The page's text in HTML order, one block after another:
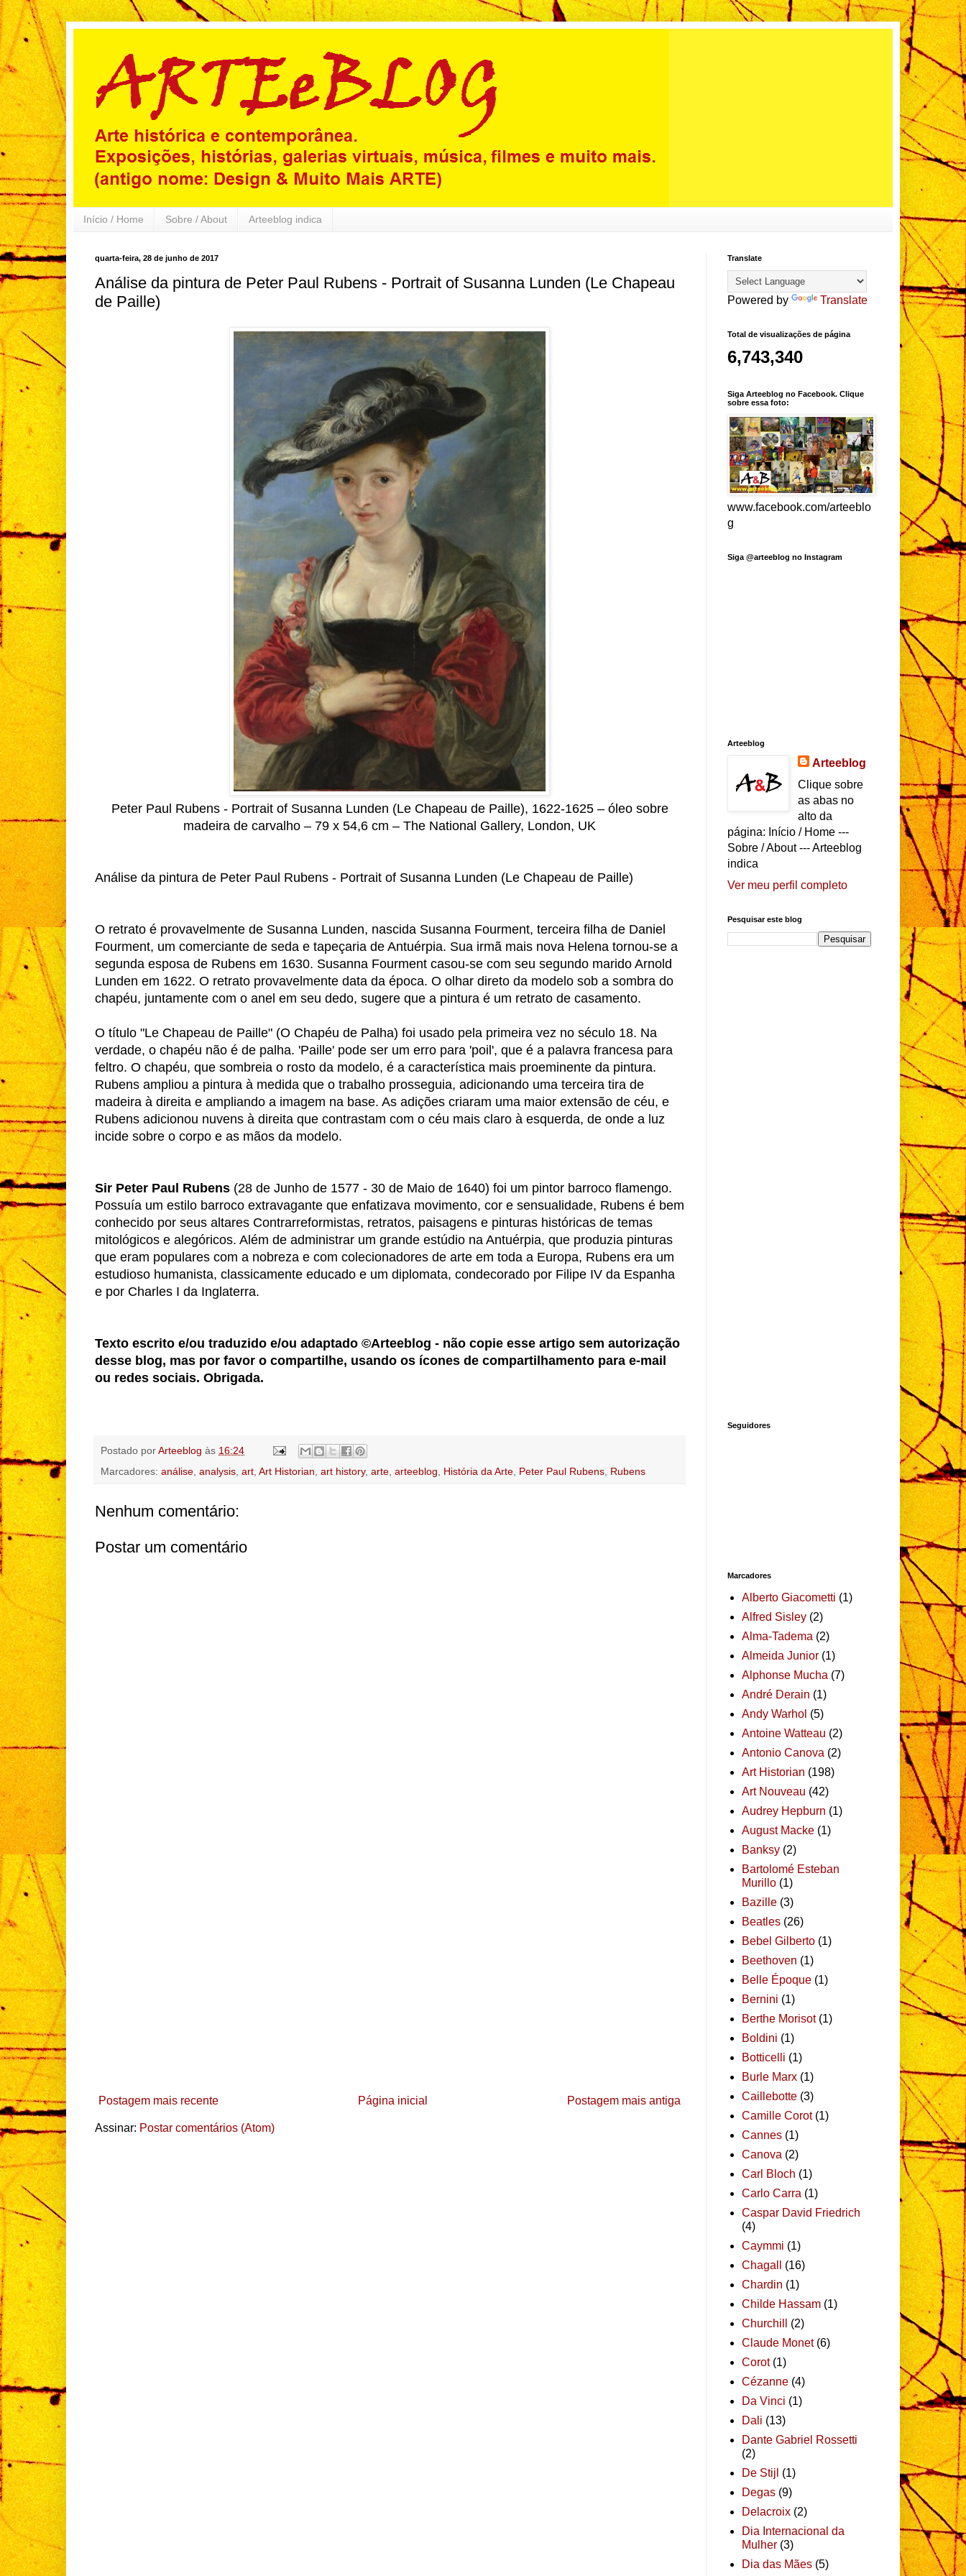
Início / Home Sobre / About Arteeblog indica
quarta-feira, 28 de junho de 2017
Análise da pintura de Peter Paul Rubens - Portrait of Susanna Lunden (Le Chapeau
de Paille)
Peter Paul Rubens - Portrait of Susanna Lunden (Le Chapeau de Paille), 1622-1625 – óleo sobre
madeira de carvalho – 79 x 54,6 cm – The National Gallery, London, UK
Análise da pintura de Peter Paul Rubens - Portrait of Susanna Lunden (Le Chapeau de Paille)
O retrato é provavelmente de Susanna Lunden, nascida Susanna Fourment, terceira filha de Daniel
Fourment, um comerciante de seda e tapeçaria de Antuérpia. Sua irmã mais nova Helena tornou-se a
segunda esposa de Rubens em 1630. Susanna Fourment casou-se com seu segundo marido Arnold
Lunden em 1622. O retrato provavelmente data da época. O olhar direto da modelo sob a sombra do
chapéu, juntamente com o anel em seu dedo, sugere que a pintura é um retrato de casamento.
O título "Le Chapeau de Paille" (O Chapéu de Palha) foi usado pela primeira vez no século 18. Na
verdade, o chapéu não é de palha. 'Paille' pode ser um erro para 'poil', que é a palavra francesa para
feltro. O chapéu, que sombreia o rosto da modelo, é a característica mais proeminente da pintura.
Rubens ampliou a pintura à medida que o trabalho prosseguia, adicionando uma terceira tira de
madeira à direita e ampliando a imagem na base. As adições criaram uma maior extensão de céu, e
Rubens adicionou nuvens à direita que contrastam com o céu mais claro à esquerda, de onde a luz
incide sobre o corpo e as mãos da modelo.
Sir Peter Paul Rubens (28 de Junho de 1577 - 30 de Maio de 1640) foi um pintor barroco flamengo.
Possuía um estilo barroco extravagante que enfatizava movimento, cor e sensualidade, Rubens é bem
conhecido por seus altares Contrarreformistas, retratos, paisagens e pinturas históricas de temas
mitológicos e alegóricos. Além de administrar um grande estúdio na Antuérpia, que produzia pinturas
que eram populares com a nobreza e com colecionadores de arte em toda a Europa, Rubens era um
estudioso humanista, classicamente educado e um diplomata, condecorado por Filipe IV da Espanha
e por Charles I da Inglaterra.
Texto escrito e/ou traduzido e/ou adaptado ©Arteeblog - não copie esse artigo sem autorização
desse blog, mas por favor o compartilhe, usando os ícones de compartilhamento para e-mail
ou redes sociais. Obrigada.
Postado porArteeblog às 16:24
Marcadores: análise analysis art Art Historian art history, arte arteeblog História da Arte Peter Paul Rubens Rubens
Nenhum comentário:
Postar um comentário
Postagem mais recente Postagem mais antiga
Página inicial
Assinar: Postar comentários (Atom)
Translate
Powered by Translate
Total de visualizações de página
6,743,340
Siga Arteeblog no Facebook. Clique
sobre essa foto:
www.facebook.com/arteeblo
g
Siga @arteeblog no Instagram
Arteeblog
Arteeblog
Clique sobre
as abas no
alto da
página: Início / Home ---
Sobre / About --- Arteeblog
indica
Ver meu perfil completo
Pesquisar este blog
Seguidores
Marcadores
Alberto Giacometti (1)
Alfred Sisley (2)
Alma-Tadema (2)
Almeida Junior (1)
Alphonse Mucha (7)
André Derain (1)
Andy Warhol (5)
Antoine Watteau (2)
Antonio Canova (2)
Art Historian (198)
Art Nouveau (42)
Audrey Hepburn (1)
August Macke (1)
Banksy (2)
Bartolomé Esteban
Murillo (1)
Bazille (3)
Beatles (26)
Bebel Gilberto (1)
Beethoven (1)
Belle Époque (1)
Bernini (1)
Berthe Morisot (1)
Boldini (1)
Botticelli (1)
Burle Marx (1)
Caillebotte (3)
Camille Corot (1)
Cannes (1)
Canova (2)
Carl Bloch (1)
Carlo Carra (1)
Caspar David Friedrich
(4)
Caymmi (1)
Chagall
(16)
Chardin (1)
Childe Hassam (1)
Churchill
(2)
Claude Monet (6)
Corot (1)
Cézanne (4)
Da Vinci (1)
Dali (13)
Dante Gabriel Rossetti
(2)
De Stijl (1)
Degas (9)
Delacroix (2)
Dia Internacional da
Mulher (3)
Dia das Mães (5)